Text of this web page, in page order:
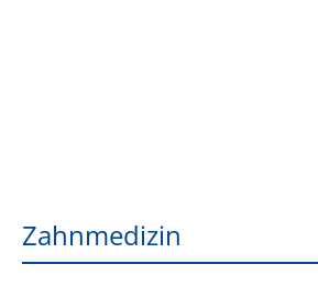
Zahnmedizin